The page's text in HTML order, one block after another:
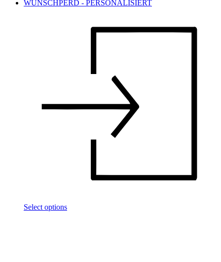
Select options